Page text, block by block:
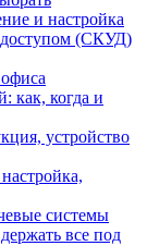
и настройка
доступом (СКУД)
как, когда и
устройство
системы
все под